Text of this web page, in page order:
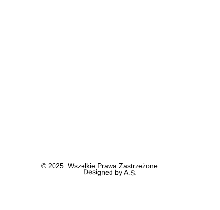
© 2025. Wszelkie Prawa Zastrzeżone
Designed by A.S.